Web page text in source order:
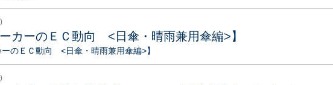
ーカーのＥＣ動向 <日傘・晴雨兼用傘編>】
ーのＥＣ動向 <日傘・晴雨兼用傘編>】